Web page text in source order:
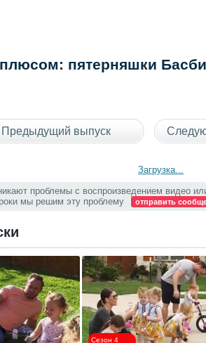
пятерняшки Басби
Предыдущий выпуск
Загрузка...
проблемы с воспроизведением видео
мы решим эту проблему
отправить
Сезон 4